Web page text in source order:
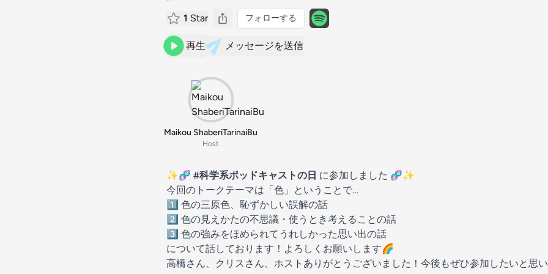
1 Star フォローする
再生 メッセージを送信
Maikou ShaberiTarinaiBu
Host
✨🧬 #科学系ポッドキャストの日 に参加しました 🧬✨
今回のトークテーマは「色」ということで…
1️⃣ 色の三原色、恥ずかしい誤解の話
2️⃣ 色の見えかたの不思議・使うとき考えることの話
3️⃣ 色の強みをほめられてうれしかった思い出の話
について話しております！よろしくお願いします🌈
高橋さん、クリスさん、ホストありがとうございました！今後もぜひ参加したいと思